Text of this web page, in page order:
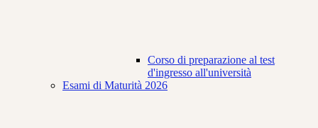
Corso di preparazione al test
d'ingresso all'università
Esami di Maturità 2026